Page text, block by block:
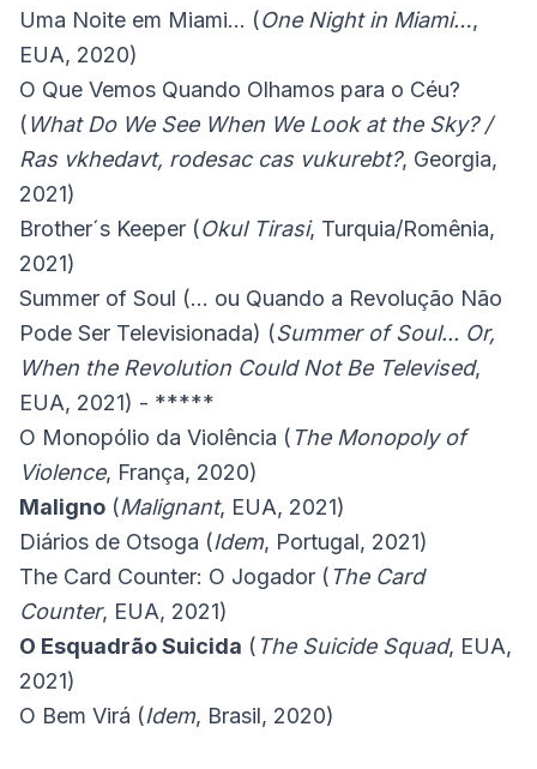
Uma Noite em Miami… (One Night in Miami…,
EUA, 2020)
O Que Vemos Quando Olhamos para o Céu?
(What Do We See When We Look at the Sky? /
Ras vkhedavt, rodesac cas vukurebt?, Georgia,
2021)
Brother´s Keeper (Okul Tirasi, Turquia/Romênia,
2021)
Summer of Soul (... ou Quando a Revolução Não
Pode Ser Televisionada) (Summer of Soul... Or,
When the Revolution Could Not Be Televised,
EUA, 2021) - *****
O Monopólio da Violência ( The Monopoly of
Violence, França, 2020)
Maligno (Malignant, EUA, 2021)
Diários de Otsoga (Idem, Portugal, 2021)
The Card Counter: O Jogador ( The Card
Counter, EUA, 2021)
O Esquadrão Suicida ( The Suicide Squad, EUA,
2021)
O Bem Virá (Idem, Brasil, 2020)